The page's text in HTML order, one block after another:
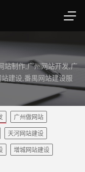
站制作,广州网站开发,广
建设,番禺网站建设服
广州做网站
天河网站建设
增城网站建设